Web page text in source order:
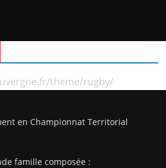
theme/rugby/
en Championnat Territorial
famille composée :